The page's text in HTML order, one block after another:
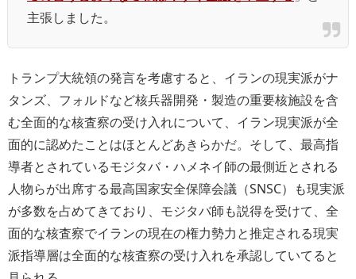
主張しました。
トランプ大統領の発言を考慮すると、イランの現実派がナ
タンズ、フォルドなど核兵器開発・製造の重要核施設を含
む全面的な核査察の受け入れについて、イラン現実派が全
面的に認めたことはほとんどあきらかだ。そして、最高指
導者とされているモジタバ・ハメネイ師の最側近とされる
人物らが出席する最高国家安全保障会議（SNSC）も現実派
が多数を占めてきており、モジタバ師も説得を受けて、全
面的な核査察でイランの現在の権力勢力と推定される現実
派指導層は全面的な核査察の受け入れを承認していてると